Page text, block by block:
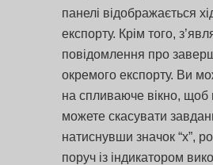
панелі відображається
експорту. Крім того,
повідомлення про
окремого експорту. Ви
на спливаюче вікно, щоб
можете скасувати
натиснувши значок “x”,
поруч із індикатором